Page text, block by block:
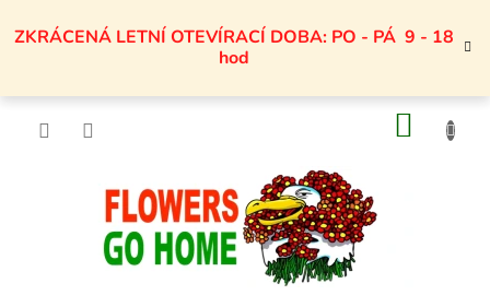
naZKRÁCENÁ LETNÍ OTEVÍRACÍ DOBA: PO - PÁ 9 - 18
hod